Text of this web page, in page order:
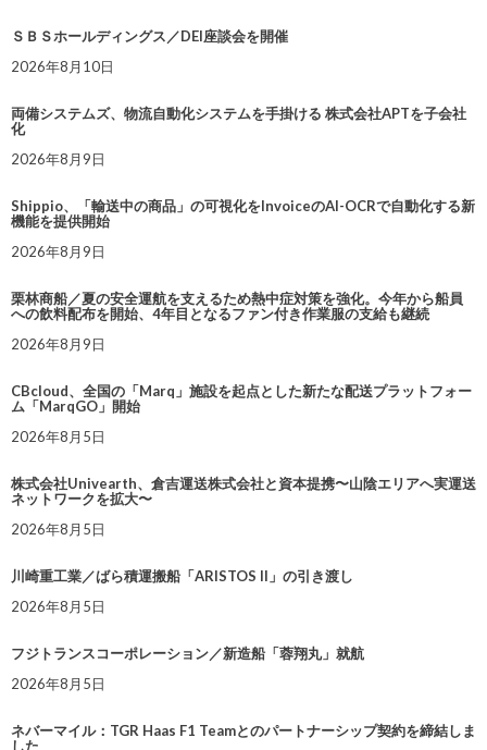
ＳＢＳホールディングス／DEI座談会を開催
2026年8月10日
両備システムズ、物流自動化システムを手掛ける 株式会社APTを子会社
化
2026年8月9日
Shippio、「輸送中の商品」の可視化をInvoiceのAI-OCRで自動化する新
機能を提供開始
2026年8月9日
栗林商船／夏の安全運航を支えるため熱中症対策を強化。今年から船員
への飲料配布を開始、4年目となるファン付き作業服の支給も継続
2026年8月9日
CBcloud、全国の「Marq」施設を起点とした新たな配送プラットフォー
ム「MarqGO」開始
2026年8月5日
株式会社Univearth、倉吉運送株式会社と資本提携〜山陰エリアへ実運送
ネットワークを拡大〜
2026年8月5日
川崎重工業／ばら積運搬船「ARISTOS II」の引き渡し
2026年8月5日
フジトランスコーポレーション／新造船「蓉翔丸」就航
2026年8月5日
ネバーマイル：TGR Haas F1 Teamとのパートナーシップ契約を締結しま
した